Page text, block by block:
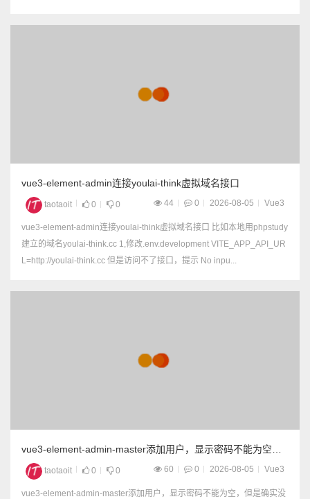
vue3-element-admin连接youlai-think虚拟域名接口
taotaoit 0 0 44 0 2026-08-05 Vue3
vue3-element-admin连接youlai-think虚拟域名接口 比如本地用phpstudy
建立的域名youlai-think.cc 1,修改.env.development VITE_APP_API_UR
L=http://youlai-think.cc 但是访问不了接口，提示 No inpu...
vue3-element-admin-master添加用户，显示密码不能为空，
但是确实没有添加密码的地方
taotaoit 0 0 60 0 2026-08-05 Vue3
vue3-element-admin-master添加用户，显示密码不能为空，但是确实没